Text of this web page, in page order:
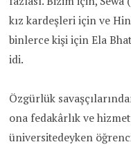
kız kardeşleri için ve
binlerce kişi için Ela
idi.
Özgürlük
ona fedakârlık ve
üniversitedeyken